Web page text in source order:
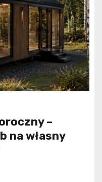
–
na własny